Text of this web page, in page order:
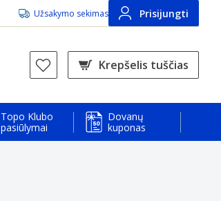
Užsakymo sekimas Prisijungti
Krepšelis tuščias
Topo Klubo
pasiūlymai
Dovanų
kuponas